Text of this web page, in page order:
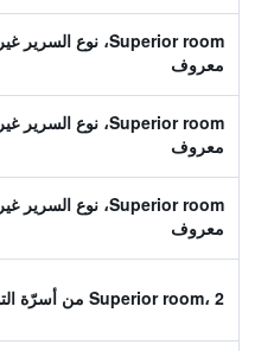
Superior room، نوع السرير غير
معروف
Superior room، نوع السرير غير
معروف
Superior room، نوع السرير غير
معروف
Superior room، 2 من أسرّة التوأم